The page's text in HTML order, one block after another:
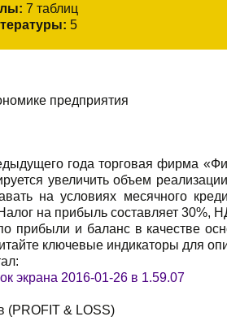
7 таблиц
5
предприятия
года торговая фирма
увеличить объем
на условиях месячного
на прибыль составляет 30%,
прибыли и баланс в качестве
ключевые индикаторы для
& LOSS)